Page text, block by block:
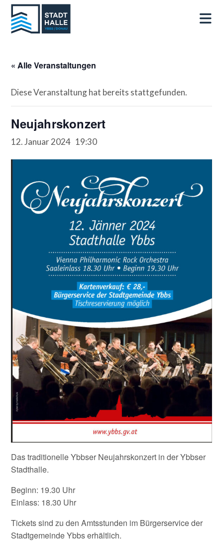
« Alle Veranstaltungen
Diese Veranstaltung hat bereits stattgefunden.
Neujahrskonzert
12. Januar 2024 19:30
Das traditionelle Ybbser Neujahrskonzert in der Ybbser
Stadthalle.
Beginn: 19.30 Uhr
Einlass: 18.30 Uhr
Tickets sind zu den Amtsstunden im Bürgerservice der
Stadtgemeinde Ybbs erhältlich.